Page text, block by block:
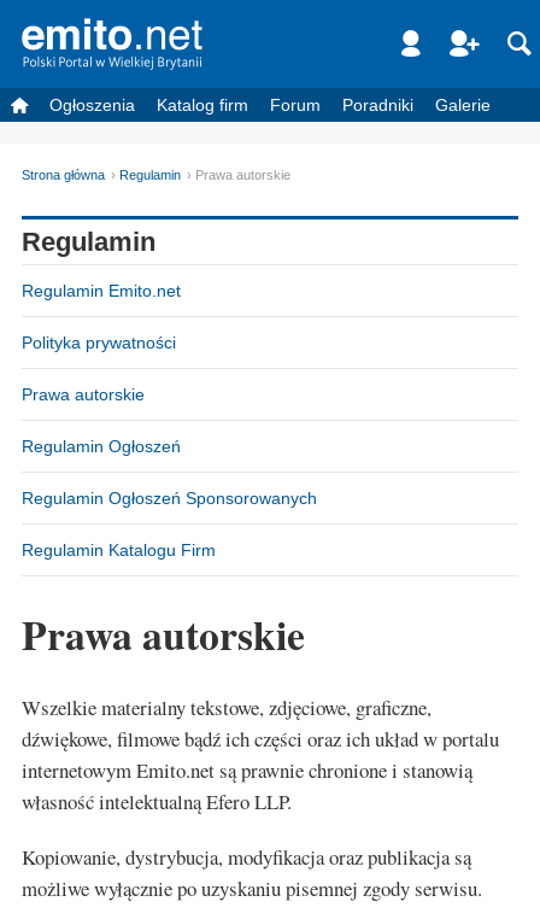
Ogłoszenia Katalog firm Forum Poradniki Galerie
Strona główna Regulamin Prawa autorskie
Regulamin
Regulamin Emito.net
Polityka prywatności
Prawa autorskie
Regulamin Ogłoszeń
Regulamin Ogłoszeń Sponsorowanych
Regulamin Katalogu Firm
Prawa autorskie
Wszelkie materialny tekstowe, zdjęciowe, graficzne,
dźwiękowe, filmowe bądź ich części oraz ich układ w portalu
internetowym Emito.net są prawnie chronione i stanowią
własność intelektualną Efero LLP.
Kopiowanie, dystrybucja, modyfikacja oraz publikacja są
możliwe wyłącznie po uzyskaniu pisemnej zgody serwisu.